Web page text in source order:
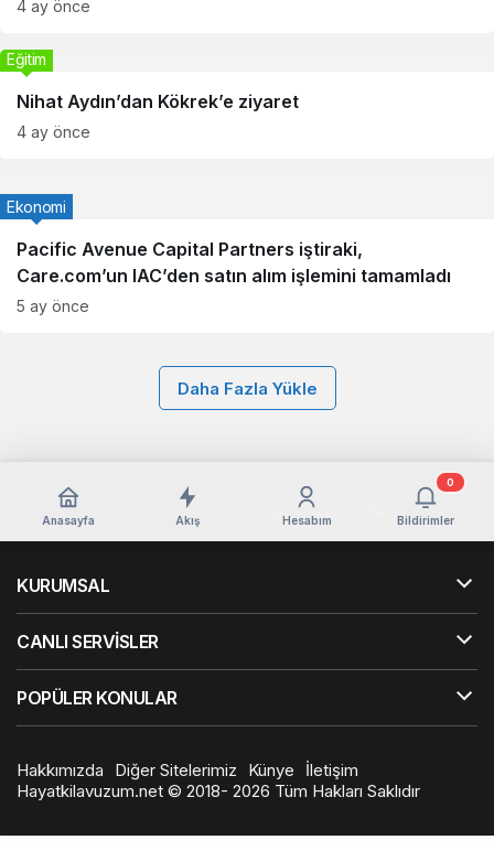
4 ay önce
Nihat Aydın’dan Kökrek’e ziyaret
Eğitim
4 ay önce
Pacific Avenue Capital Partners iştiraki,
Care.com’un IAC’den satın alım işlemini tamamladı
Ekonomi
5 ay önce
Daha Fazla Yükle
Anasayfa Akış Hesabım Bildirimler
0
KURUMSAL
CANLI SERVİSLER
POPÜLER KONULAR
Hakkımızda Diğer Sitelerimiz Künye
İletişim
Hayatkilavuzum.net © 2018- 2026 Tüm Hakları Saklıdır